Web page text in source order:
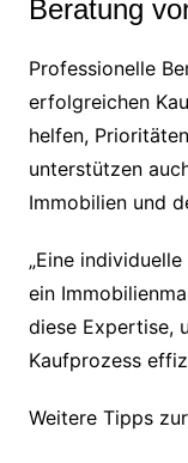
Beratung
Professionelle
erfolgreichen
helfen,
unterstützen
Immobilien und
„Eine
ein
diese Expertise,
Kaufprozess
Weitere Tipps zur